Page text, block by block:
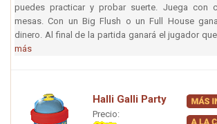
puedes practicar y probar suerte. Juega con
mesas. Con un Big Flush o un Full House
dinero. Al final de la partida ganará el jugador
más
Halli Galli Party
Precio: